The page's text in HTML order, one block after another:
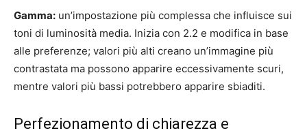
Gamma: un’impostazione più complessa che influisce sui
toni di luminosità media. Inizia con 2.2 e modifica in base
alle preferenze; valori più alti creano un’immagine più
contrastata ma possono apparire eccessivamente scuri,
mentre valori più bassi potrebbero apparire sbiaditi.
Perfezionamento di chiarezza e